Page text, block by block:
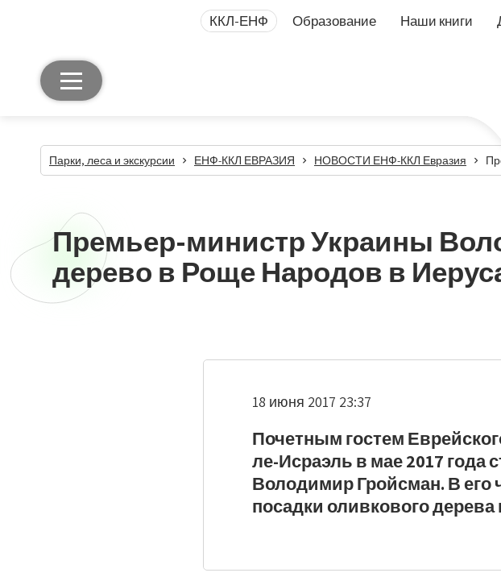
ККЛ-ЕНФ Образование Наши книги
Парки, леса и экскурсии ЕНФ-ККЛ ЕВРАЗИЯ НОВОСТИ ЕНФ-ККЛ Евразия
Премьер-министр Украины
дерево в Роще Народов в
18 июня 2017 23:37
Почетным гостем
ле-Исраэль в мае 2017
Володимир Гройсман. В его
посадки оливкового